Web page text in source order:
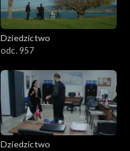
Dziedzictwo
odc. 957
Dziedzictwo